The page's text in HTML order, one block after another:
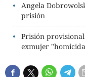
Angela
prisión
Prisión
exmujer